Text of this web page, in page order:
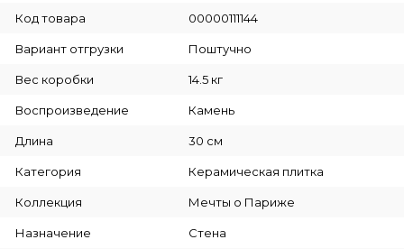
Код товара 00000111144
Вариант отгрузки Поштучно
Вес коробки 14.5 кг
Воспроизведение Камень
Длина 30 см
Категория Керамическая плитка
Коллекция Мечты о Париже
Назначение Стена